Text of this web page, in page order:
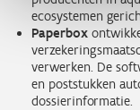
ecosystemen
Paperbox
verwerken. De
en poststukken
dossierinformatie.